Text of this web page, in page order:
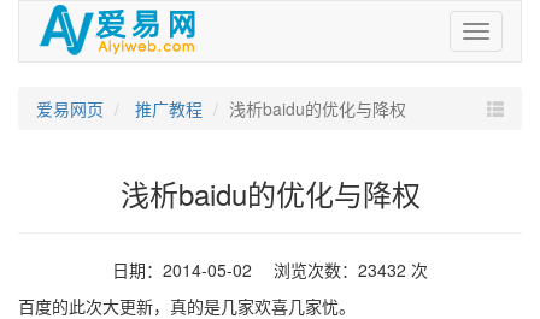
爱
易
爱易网页
推广教程 浅析baidu的优化与降权
浅析baidu的优化与降权
日期：2014-05-02 浏览次数：23432 次
百度的此次大更新，真的是几家欢喜几家忧。